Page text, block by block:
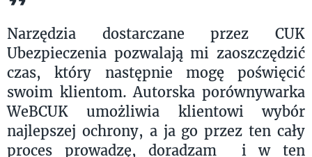
Narzędzia dostarczane przez CUK
Ubezpieczenia pozwalają mi zaoszczędzić
czas, który następnie mogę poświęcić
swoim klientom. Autorska porównywarka
WeBCUK umożliwia klientowi wybór
najlepszej ochrony, a ja go przez ten cały
proces prowadzę, doradzam i w ten